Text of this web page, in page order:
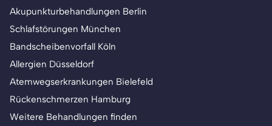
Akupunkturbehandlungen Berlin
Schlafstörungen München
Bandscheibenvorfall Köln
Allergien Düsseldorf
Atemwegserkrankungen Bielefeld
Rückenschmerzen Hamburg
Weitere Behandlungen finden